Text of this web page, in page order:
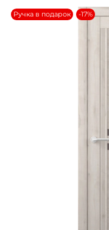
Ручка в подарок -17%